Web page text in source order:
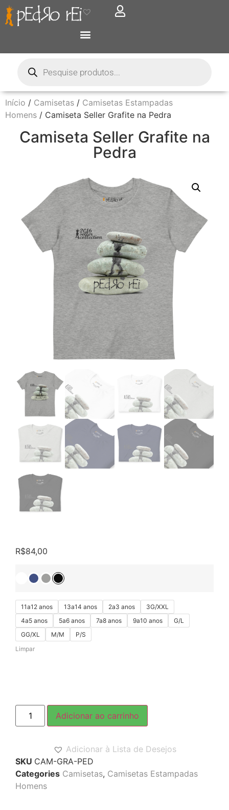
Início / Camisetas / Camisetas Estampadas
Homens / Camiseta Seller Grafite na Pedra
Camiseta Seller Grafite na
Pedra
R$84,00
11a12 anos 13a14 anos 2a3 anos
3G/XXL
4a5 anos
5a6 anos 7a8 anos 9a10 anos
G/L
GG/XL
M/M
P/S
Limpar
Adicionar ao carrinho
Adicionar à Lista de Desejos
SKU CAM-GRA-PED
Categories Camisetas, Camisetas Estampadas
Homens